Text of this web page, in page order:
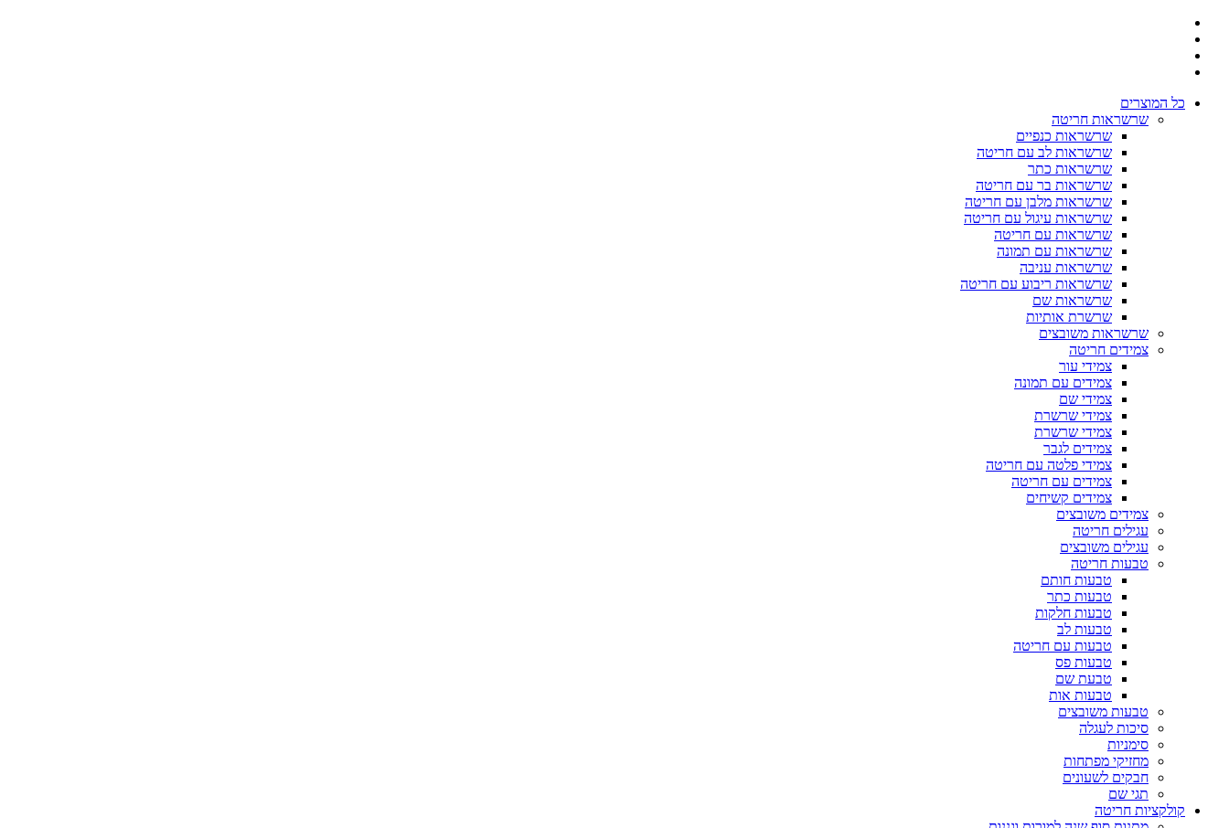
כל המוצרים
שרשראות חריטה
שרשראות כנפיים
שרשראות לב עם חריטה
שרשראות כתר
שרשראות בר עם חריטה
שרשראות מלבן עם חריטה
שרשראות עיגול עם חריטה
שרשראות עם חריטה
שרשראות עם תמונה
שרשראות עניבה
שרשראות ריבוע עם חריטה
שרשראות שם
שרשרת אותיות
שרשראות משובצים
צמידים חריטה
צמידי עור
צמידים עם תמונה
צמידי שם
צמידי שרשרת
צמידי שרשרת
צמידים לגבר
צמידי פלטה עם חריטה
צמידים עם חריטה
צמידים קשיחים
צמידים משובצים
עגילים חריטה
עגילים משובצים
טבעות חריטה
טבעות חותם
טבעות כתר
טבעות חלקות
טבעות לב
טבעות עם חריטה
טבעות פס
טבעת שם
טבעות אות
טבעות משובצים
סיכות לעגלה
סימניות
מחזיקי מפתחות
חבקים לשעונים
תגי שם
קולקציות חריטה